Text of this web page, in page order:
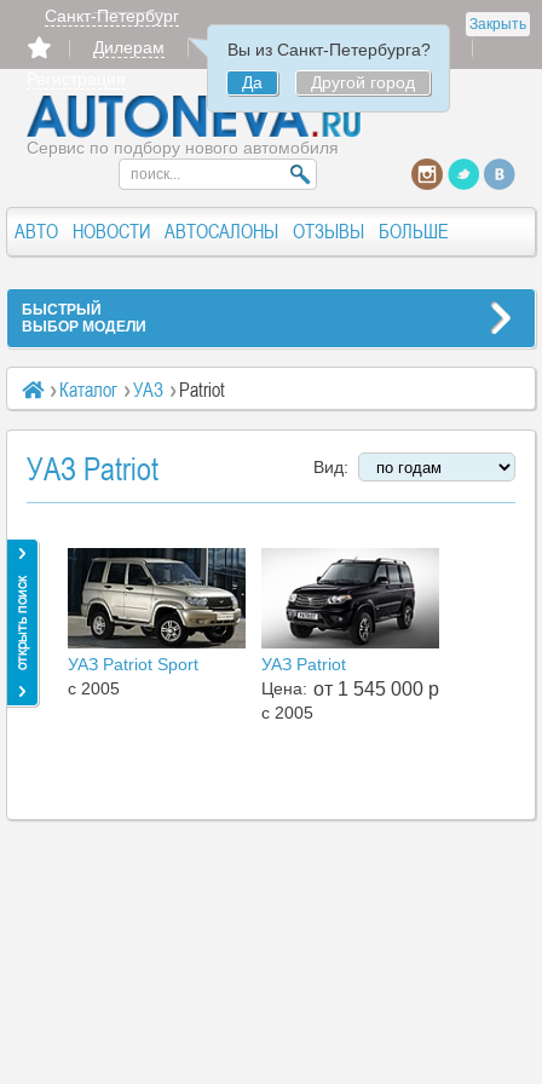
Закрыть
Санкт-Петербург
Вы из Санкт-Петербурга?
Да
Другой город
Дилерам Продать
Авторизация
Сервис по подбору нового автомобиля
АВТО НОВОСТИ АВТОСАЛОНЫ ОТЗЫВЫ БОЛЬШЕ
БЫСТРЫЙ
ВЫБОР МОДЕЛИ
Каталог УАЗ Patriot
Вид:
УАЗ Patriot
УАЗ Patriot Sport
c 2005
УАЗ Patriot
от 1 545 000 р
Цена:
c 2005